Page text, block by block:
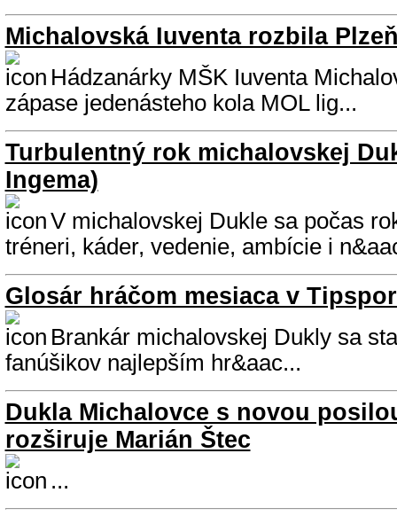
Michalovská Iuventa rozbila
Hádzanárky MŠK Iuventa
zápase jedenásteho kola MOL lig...
Turbulentný rok michalovskej
Ingema)
V michalovskej Dukle sa počas
tréneri, káder, vedenie, ambície i
Glosár hráčom mesiaca v
Brankár michalovskej Dukly sa
fanúšikov najlepším hr&aac...
Dukla Michalovce s novou
rozširuje Marián Štec
...